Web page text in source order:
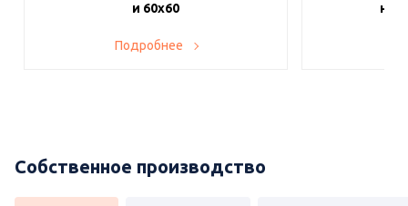
и 60х60
Подробнее
на
Собственное производство